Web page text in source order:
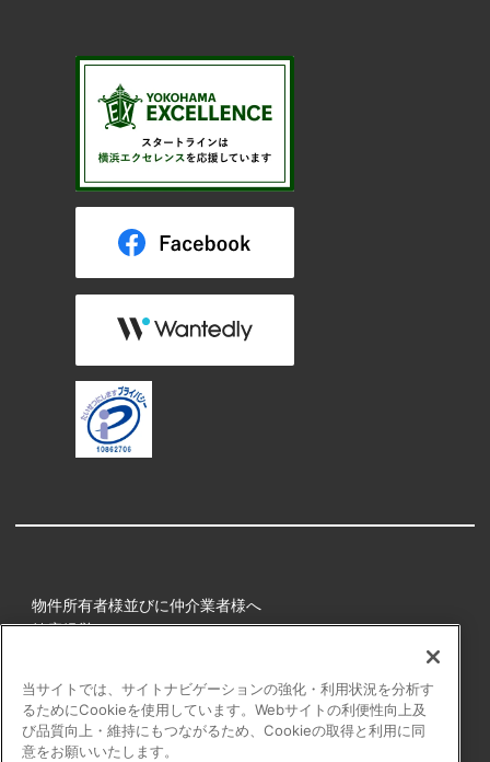
物件所有者様並びに仲介業者様へ
健康経営
プライバシーポリシー
障害者の表記について
当サイトでは、サイトナビゲーションの強化・利用状況を分析す
るためにCookieを使用しています。Webサイトの利便性向上及
び品質向上・維持にもつながるため、Cookieの取得と利用に同
意をお願いいたします。